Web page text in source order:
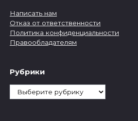
Написать нам
Отказ от ответственности
Политика конфиденциальности
Правообладателям
Рубрики
Рубрики